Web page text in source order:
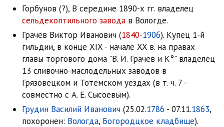
Горбунов (?), В середине 1890-х гг. владелец
сельдекоптильного завода в Вологде.
Грачев Виктор Иванович (1840-1906). Купец 1-й
гильдии, в конце XIX - начале XX в. на правах
главы торгового дома "В. И. Грачев и К°" владелец
13 сливочно-маслодельных заводов в
Грязовецком и Тотемском уездах (в т. ч. 7 -
совместно с А. Е. Сысоевым).
Грудин Василий Иванович (25.02.1786 - 07.11.1863,
похоронен: Вологда, Богородцкое кладбище).